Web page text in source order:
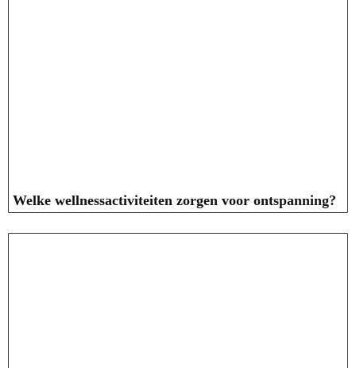
Welke wellnessactiviteiten zorgen voor ontspanning?